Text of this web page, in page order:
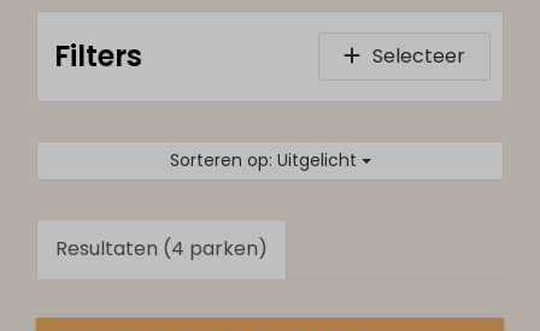
Filters Selecteer
Sorteren op: Uitgelicht
Resultaten (4 parken)